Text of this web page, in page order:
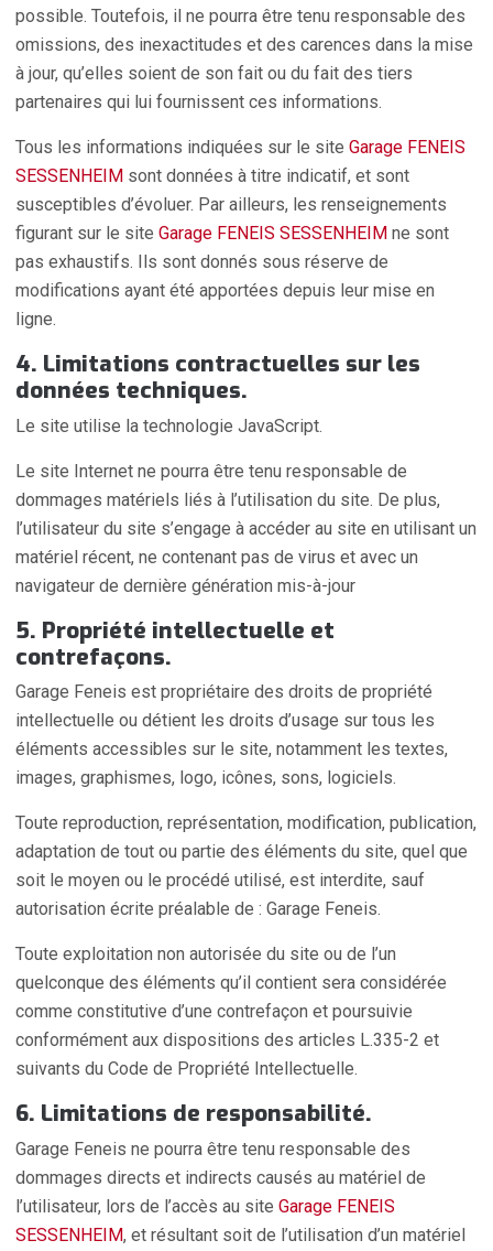
possible. Toutefois, il ne pourra être tenu responsable des
omissions, des inexactitudes et des carences dans la mise
à jour, qu’elles soient de son fait ou du fait des tiers
partenaires qui lui fournissent ces informations.
Tous les informations indiquées sur le siteGarage FENEIS
SESSENHEIM sont données à titre indicatif, et sont
susceptibles d’évoluer. Par ailleurs, les renseignements
figurant sur le siteGarage FENEIS SESSENHEIM ne sont
pas exhaustifs. Ils sont donnés sous réserve de
modifications ayant été apportées depuis leur mise en
ligne.
4. Limitations contractuelles sur les
données techniques.
Le site utilise la technologie JavaScript.
Le site Internet ne pourra être tenu responsable de
dommages matériels liés à l’utilisation du site. De plus,
l’utilisateur du site s’engage à accéder au site en utilisant un
matériel récent, ne contenant pas de virus et avec un
navigateur de dernière génération mis-à-jour
5. Propriété intellectuelle et
contrefaçons.
Garage Feneis est propriétaire des droits de propriété
intellectuelle ou détient les droits d’usage sur tous les
éléments accessibles sur le site, notamment les textes,
images, graphismes, logo, icônes, sons, logiciels.
Toute reproduction, représentation, modification, publication,
adaptation de tout ou partie des éléments du site, quel que
soit le moyen ou le procédé utilisé, est interdite, sauf
autorisation écrite préalable de : Garage Feneis.
Toute exploitation non autorisée du site ou de l’un
quelconque des éléments qu’il contient sera considérée
comme constitutive d’une contrefaçon et poursuivie
conformément aux dispositions des articles L.335-2 et
suivants du Code de Propriété Intellectuelle.
6. Limitations de responsabilité.
Garage Feneis ne pourra être tenu responsable des
dommages directs et indirects causés au matériel de
l’utilisateur, lors de l’accès au siteGarage FENEIS
SESSENHEIM, et résultant soit de l’utilisation d’un matériel